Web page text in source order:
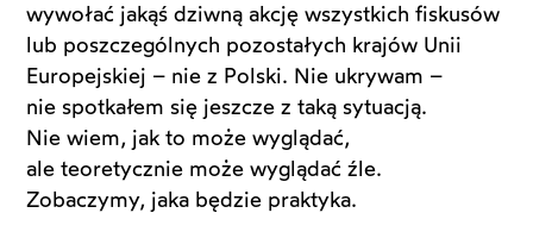
wywołać jakąś dziwną akcję wszystkich fiskusów
lub poszczególnych pozostałych krajów Unii
Europejskiej – nie z Polski. Nie ukrywam –
nie spotkałem się jeszcze z taką sytuacją.
Nie wiem, jak to może wyglądać,
ale teoretycznie może wyglądać źle.
Zobaczymy, jaka będzie praktyka.